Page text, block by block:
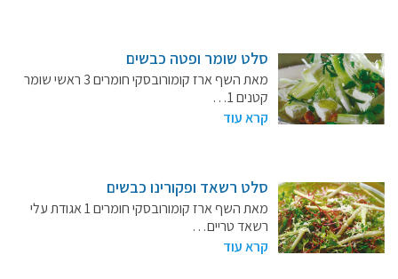
סלט שומר ופטה כבשים
מאת השף ארז קומורובסקי חומרים 3 ראשי שומר
קטנים 1…
קרא עוד
סלט רשאד ופקורינו כבשים
מאת השף ארז קומורובסקי חומרים 1 אגודת עלי
רשאד טריים…
קרא עוד